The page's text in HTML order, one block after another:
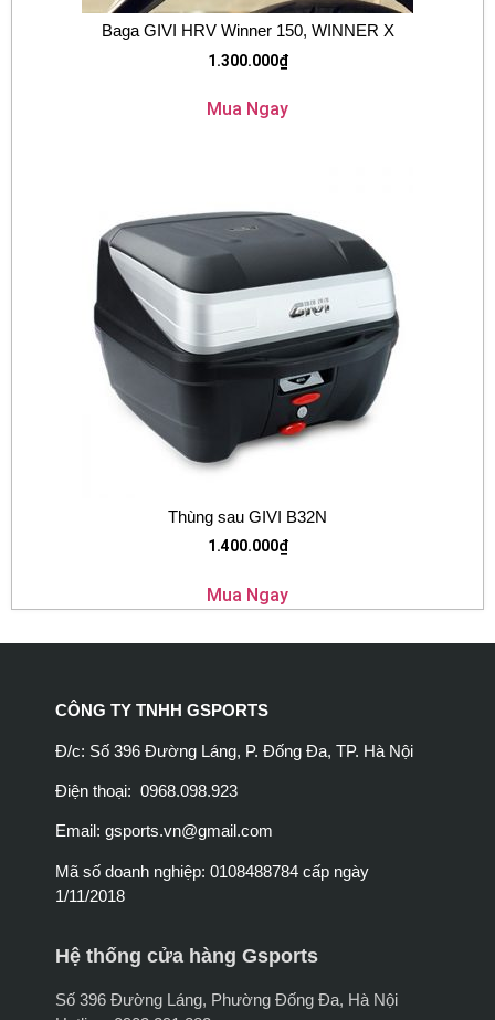
Baga GIVI HRV Winner 150, WINNER X
1.300.000₫
Mua Ngay
Thùng sau GIVI B32N
1.400.000₫
Mua Ngay
CÔNG TY TNHH GSPORTS
Đ/c: Số 396 Đường Láng, P. Đống Đa, TP. Hà Nội
Điện thoại: 0968.098.923
Email: gsports.vn@gmail.com
Mã số doanh nghiệp: 0108488784 cấp ngày
1/11/2018
Hệ thống cửa hàng Gsports
Số 396 Đường Láng, Phường Đống Đa, Hà Nội